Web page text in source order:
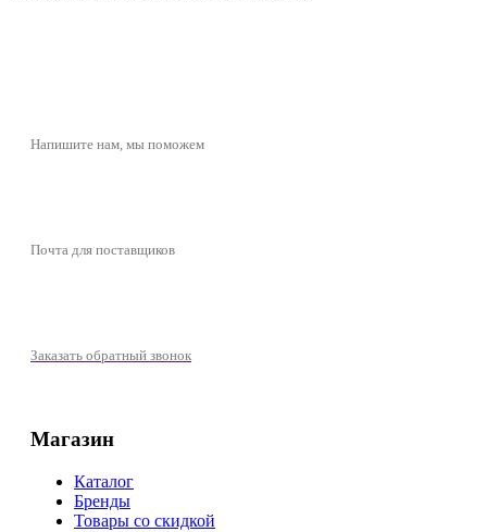
Напишите нам, мы поможем
Почта для поставщиков
Заказать обратный звонок
Магазин
Каталог
Бренды
Товары со скидкой